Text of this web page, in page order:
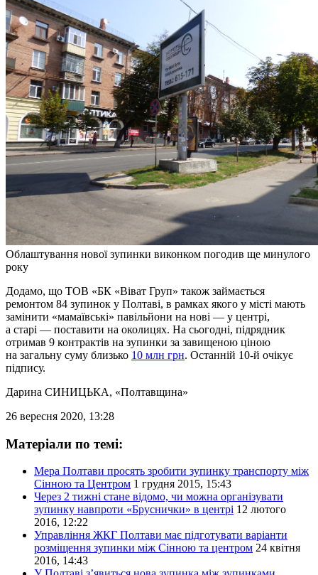
Облаштування нової зупинки виконком погодив ще минулого
року
Додамо, що ТОВ «БК «Віват Груп» також займається
ремонтом 84 зупинок у Полтаві, в рамках якого у місті мають
замінити «мамаївські» павільйони на нові — у центрі,
а старі — поставити на околицях. На сьогодні, підрядник
отримав 9 контрактів на зупинки за завищеною ціною
на загальну суму близько 10 млн грн. Останній 10-й очікує
підпису.
Дарина СИНИЦЬКА, «Полтавщина»
26 вересня 2020, 13:28
Матеріали по темі:
Мера Полтави просять зробити зупинку транспорту між
Сінною та Центром 1 грудня 2015, 15:43
Через 2 тижні стане відомо, чи можна організувати
зупинку навпроти «Бруснички» в центрі 12 лютого
2016, 12:22
Управління ЖКГ Полтави має підготувати варіанти
розміщення зупинки між Сінною та центром 24 квітня
2016, 14:43